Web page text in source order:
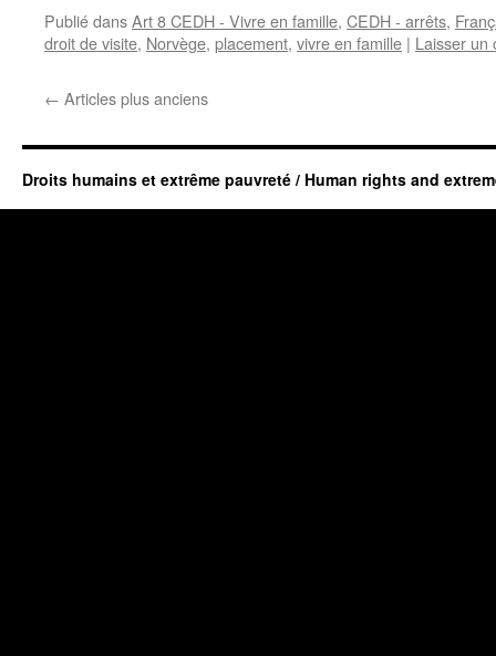
Publié dansArt 8 CEDH - Vivre en famille, CEDH - arrêts,
droit de visite, Norvège, placement, vivre en famille | Laisser un
← Articles plus anciens
Droits humains et extrême pauvreté / Human rights and